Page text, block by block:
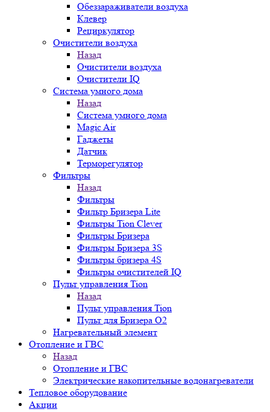
Обеззараживатели воздуха
Клевер
Рециркулятор
Очистители воздуха
Назад
Очистители воздуха
Очистители IQ
Система умного дома
Назад
Система умного дома
Magic Air
Гаджеты
Датчик
Терморегулятор
Фильтры
Назад
Фильтры
Фильтр Бризера Lite
Фильтры Tion Clever
Фильтры Бризера
Фильтры Бризера 3S
Фильтры бризера 4S
Фильтры очистителей IQ
Пульт управления Tion
Назад
Пульт управления Tion
Пульт для Бризера O2
Нагревательный элемент
Отопление и ГВС
Назад
Отопление и ГВС
Электрические накопительные водонагреватели
Тепловое оборудование
Акции